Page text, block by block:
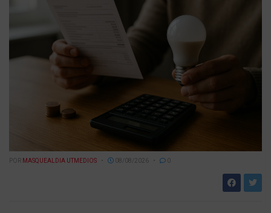
POR MASQUEALDIA UTMEDIOS 08/08/2026 0